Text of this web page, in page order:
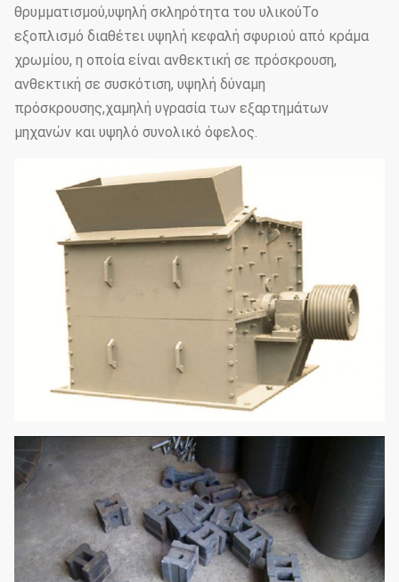
θρυμματισμού,υψηλή σκληρότητα του υλικούΤο
εξοπλισμό διαθέτει υψηλή κεφαλή σφυριού από κράμα
χρωμίου, η οποία είναι ανθεκτική σε πρόσκρουση,
ανθεκτική σε συσκότιση, υψηλή δύναμη
πρόσκρουσης,χαμηλή υγρασία των εξαρτημάτων
μηχανών και υψηλό συνολικό όφελος.